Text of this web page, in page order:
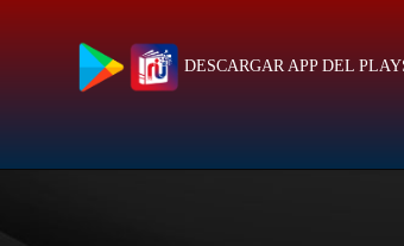
DESCARGAR APP DEL